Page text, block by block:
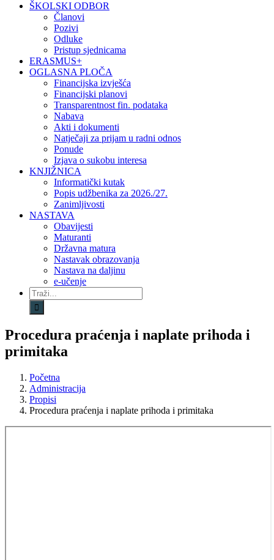
ŠKOLSKI ODBOR
Članovi
Pozivi
Odluke
Pristup sjednicama
ERASMUS+
OGLASNA PLOČA
Financijska izvješća
Financijski planovi
Transparentnost fin. podataka
Nabava
Akti i dokumenti
Natječaji za prijam u radni odnos
Ponude
Izjava o sukobu interesa
KNJIŽNICA
Informatički kutak
Popis udžbenika za 2026./27.
Zanimljivosti
NASTAVA
Obavijesti
Maturanti
Državna matura
Nastavak obrazovanja
Nastava na daljinu
e-učenje
Traži...
Procedura praćenja i naplate prihoda i
primitaka
Početna
Administracija
Propisi
Procedura praćenja i naplate prihoda i primitaka